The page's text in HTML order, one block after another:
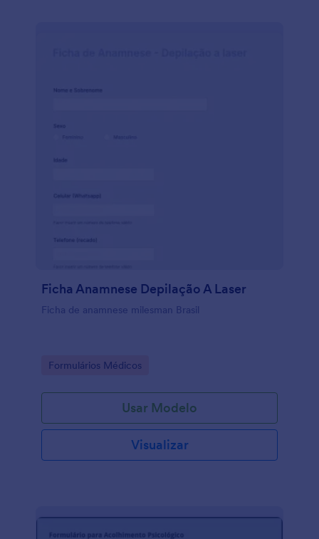
colete esses dados da maneira mais eficiente
Paciente que pode ser preenchida em qualquer
Ficha Anamnese Depilação A Laser
Ficha de anamnese milesman Brasil
Go to Category:
Formulários Médicos
Usar Modelo
Visualizar